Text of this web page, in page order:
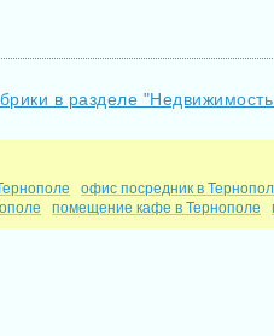
в разделе
офис посредник в
помещение кафе в Тернополе